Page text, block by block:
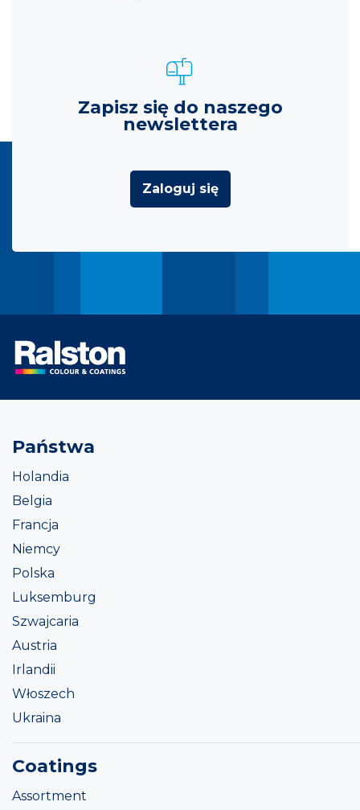
Zapisz się do naszego
newslettera
Zaloguj się
Państwa
Holandia
Belgia
Francja
Niemcy
Polska
Luksemburg
Szwajcaria
Austria
Irlandii
Włoszech
Ukraina
Coatings
Assortment